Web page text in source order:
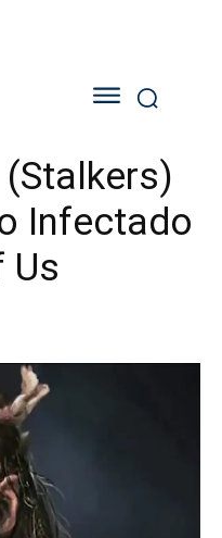
Infectado
Us